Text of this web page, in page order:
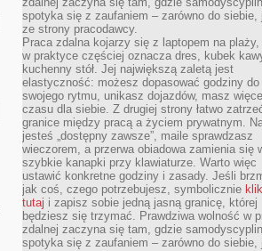
spotyka się z zaufaniem – zarówno do siebie,
ze strony pracodawcy.
Praca zdalna kojarzy się z laptopem na plaży,
w praktyce częściej oznacza dres, kubek
kuchenny stół. Jej największą zaletą jest
elastyczność: możesz dopasować godziny do
swojego rytmu, unikasz dojazdów, masz
czasu dla siebie. Z drugiej strony łatwo
granice między pracą a życiem prywatnym.
jesteś „dostępny zawsze”, maile sprawdzasz
wieczorem, a przerwa obiadowa zamienia się
szybkie kanapki przy klawiaturze. Warto więc
ustawić konkretne godziny i zasady. Jeśli
jak coś, czego potrzebujesz, symbolicznie
tutaj i zapisz sobie jedną jasną granicę, której
będziesz się trzymać. Prawdziwa wolność w
zdalnej zaczyna się tam, gdzie
spotyka się z zaufaniem – zarówno do siebie,